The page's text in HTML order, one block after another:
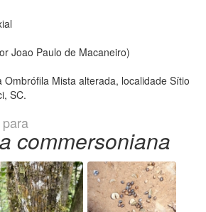
Joao Paulo de Macaneiro)
Mista alterada, localidade Sítio
SC.
commersoniana